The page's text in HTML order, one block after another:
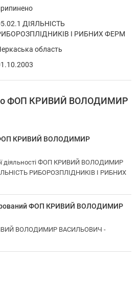
ДІЯЛЬНІСТЬ
І РИБНИХ ФЕРМ
область
ФОП КРИВИЙ ВОЛОДИМИР
ФОП КРИВИЙ ВОЛОДИМИР
діяльності ФОП КРИВИЙ ВОЛОДИМИР
РИБОРОЗПЛІДНИКІВ І РИБНИХ
ФОП КРИВИЙ ВОЛОДИМИР
ВОЛОДИМИР ВАСИЛЬОВИЧ -